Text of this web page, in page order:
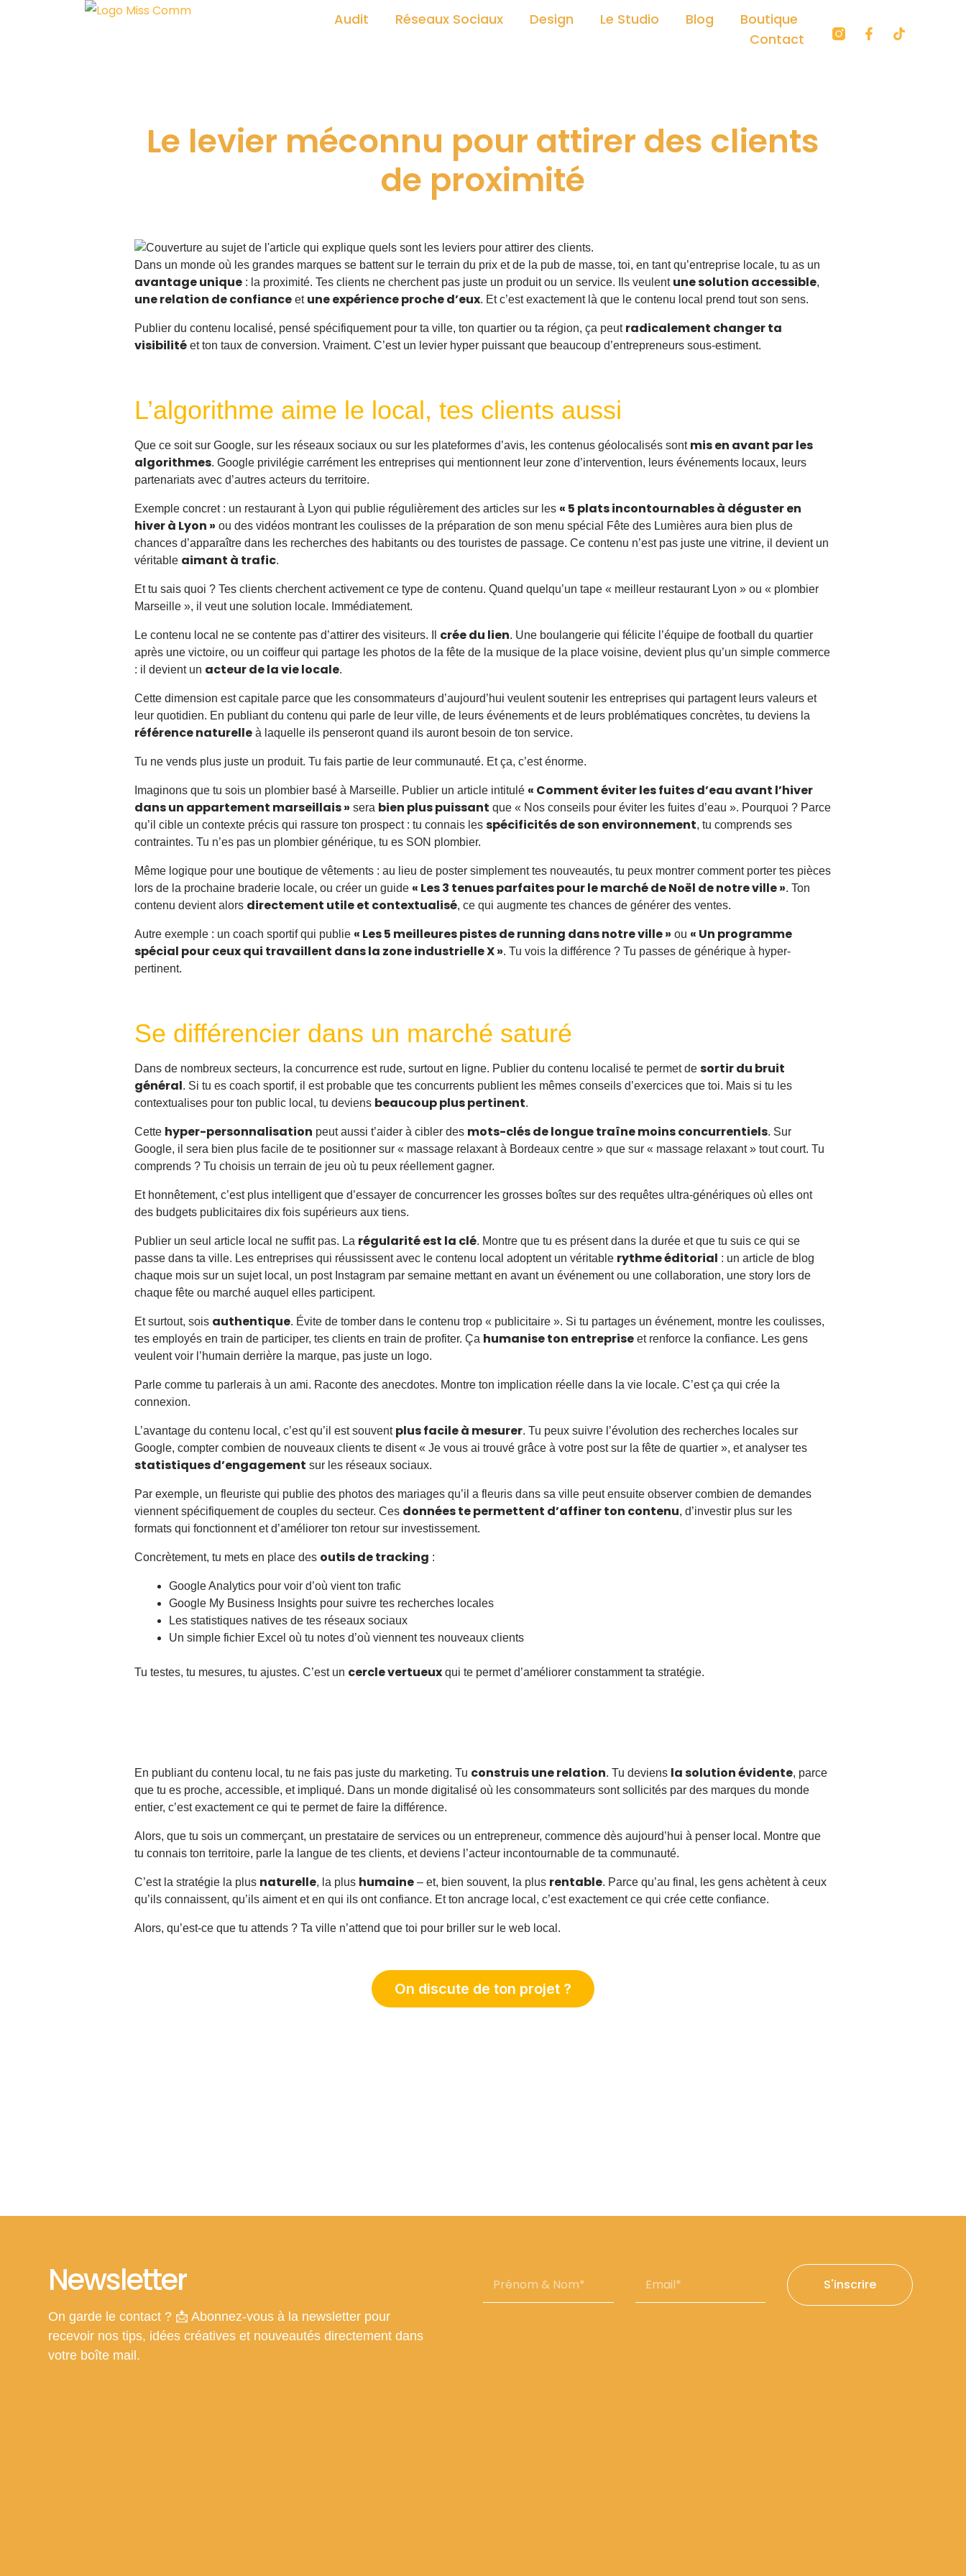
Audit Réseaux Sociaux Design Le Studio Blog
Boutique
Contact
F
a
T
i
Le levier méconnu pour attirer des clients
de proximité
Dans un monde où les grandes marques se battent sur le terrain du prix et de la pub de masse, toi, en tant qu’entreprise locale, tu as un
avantage unique : la proximité. Tes clients ne cherchent pas juste un produit ou un service. Ils veulent une solution accessible,
une relation de confiance et une expérience proche d’eux. Et c’est exactement là que le contenu local prend tout son sens.
Publier du contenu localisé, pensé spécifiquement pour ta ville, ton quartier ou ta région, ça peut radicalement changer ta
visibilité et ton taux de conversion. Vraiment. C’est un levier hyper puissant que beaucoup d’entrepreneurs sous-estiment.
L’algorithme aime le local, tes clients aussi
Que ce soit sur Google, sur les réseaux sociaux ou sur les plateformes d’avis, les contenus géolocalisés sont mis en avant par les
algorithmes. Google privilégie carrément les entreprises qui mentionnent leur zone d’intervention, leurs événements locaux, leurs
partenariats avec d’autres acteurs du territoire.
Exemple concret : un restaurant à Lyon qui publie régulièrement des articles sur les « 5 plats incontournables à déguster en
hiver à Lyon » ou des vidéos montrant les coulisses de la préparation de son menu spécial Fête des Lumières aura bien plus de
chances d’apparaître dans les recherches des habitants ou des touristes de passage. Ce contenu n’est pas juste une vitrine, il devient un
véritable aimant à trafic.
Et tu sais quoi ? Tes clients cherchent activement ce type de contenu. Quand quelqu’un tape « meilleur restaurant Lyon » ou « plombier
Marseille », il veut une solution locale. Immédiatement.
Le contenu local ne se contente pas d’attirer des visiteurs. Il crée du lien. Une boulangerie qui félicite l’équipe de football du quartier
après une victoire, ou un coiffeur qui partage les photos de la fête de la musique de la place voisine, devient plus qu’un simple commerce
: il devient un acteur de la vie locale.
Cette dimension est capitale parce que les consommateurs d’aujourd’hui veulent soutenir les entreprises qui partagent leurs valeurs et
leur quotidien. En publiant du contenu qui parle de leur ville, de leurs événements et de leurs problématiques concrètes, tu deviens la
référence naturelle à laquelle ils penseront quand ils auront besoin de ton service.
Tu ne vends plus juste un produit. Tu fais partie de leur communauté. Et ça, c’est énorme.
Imaginons que tu sois un plombier basé à Marseille. Publier un article intitulé « Comment éviter les fuites d’eau avant l’hiver
dans un appartement marseillais » sera bien plus puissant que « Nos conseils pour éviter les fuites d’eau ». Pourquoi ? Parce
qu’il cible un contexte précis qui rassure ton prospect : tu connais les spécificités de son environnement, tu comprends ses
contraintes. Tu n’es pas un plombier générique, tu es SON plombier.
Même logique pour une boutique de vêtements : au lieu de poster simplement tes nouveautés, tu peux montrer comment porter tes pièces
lors de la prochaine braderie locale, ou créer un guide « Les 3 tenues parfaites pour le marché de Noël de notre ville ». Ton
contenu devient alors directement utile et contextualisé, ce qui augmente tes chances de générer des ventes.
Autre exemple : un coach sportif qui publie « Les 5 meilleures pistes de running dans notre ville » ou « Un programme
spécial pour ceux qui travaillent dans la zone industrielle X ». Tu vois la différence ? Tu passes de générique à hyper-
pertinent.
Se différencier dans un marché saturé
Dans de nombreux secteurs, la concurrence est rude, surtout en ligne. Publier du contenu localisé te permet de sortir du bruit
général. Si tu es coach sportif, il est probable que tes concurrents publient les mêmes conseils d’exercices que toi. Mais si tu les
contextualises pour ton public local, tu deviens beaucoup plus pertinent.
Cette hyper-personnalisation peut aussi t’aider à cibler des mots-clés de longue traîne moins concurrentiels. Sur
Google, il sera bien plus facile de te positionner sur « massage relaxant à Bordeaux centre » que sur « massage relaxant » tout court. Tu
comprends ? Tu choisis un terrain de jeu où tu peux réellement gagner.
Et honnêtement, c’est plus intelligent que d’essayer de concurrencer les grosses boîtes sur des requêtes ultra-génériques où elles ont
des budgets publicitaires dix fois supérieurs aux tiens.
Publier un seul article local ne suffit pas. La régularité est la clé. Montre que tu es présent dans la durée et que tu suis ce qui se
passe dans ta ville. Les entreprises qui réussissent avec le contenu local adoptent un véritable rythme éditorial : un article de blog
chaque mois sur un sujet local, un post Instagram par semaine mettant en avant un événement ou une collaboration, une story lors de
chaque fête ou marché auquel elles participent.
Et surtout, sois authentique. Évite de tomber dans le contenu trop « publicitaire ». Si tu partages un événement, montre les coulisses,
tes employés en train de participer, tes clients en train de profiter. Ça humanise ton entreprise et renforce la confiance. Les gens
veulent voir l’humain derrière la marque, pas juste un logo.
Parle comme tu parlerais à un ami. Raconte des anecdotes. Montre ton implication réelle dans la vie locale. C’est ça qui crée la
connexion.
L’avantage du contenu local, c’est qu’il est souvent plus facile à mesurer. Tu peux suivre l’évolution des recherches locales sur
Google, compter combien de nouveaux clients te disent « Je vous ai trouvé grâce à votre post sur la fête de quartier », et analyser tes
statistiques d’engagement sur les réseaux sociaux.
Par exemple, un fleuriste qui publie des photos des mariages qu’il a fleuris dans sa ville peut ensuite observer combien de demandes
viennent spécifiquement de couples du secteur. Ces données te permettent d’affiner ton contenu, d’investir plus sur les
formats qui fonctionnent et d’améliorer ton retour sur investissement.
Concrètement, tu mets en place des outils de tracking :
Google Analytics pour voir d’où vient ton trafic
Google My Business Insights pour suivre tes recherches locales
Les statistiques natives de tes réseaux sociaux
Un simple fichier Excel où tu notes d’où viennent tes nouveaux clients
Tu testes, tu mesures, tu ajustes. C’est un cercle vertueux qui te permet d’améliorer constamment ta stratégie.
En publiant du contenu local, tu ne fais pas juste du marketing. Tu construis une relation. Tu deviens la solution évidente, parce
que tu es proche, accessible, et impliqué. Dans un monde digitalisé où les consommateurs sont sollicités par des marques du monde
entier, c’est exactement ce qui te permet de faire la différence.
Alors, que tu sois un commerçant, un prestataire de services ou un entrepreneur, commence dès aujourd’hui à penser local. Montre que
tu connais ton territoire, parle la langue de tes clients, et deviens l’acteur incontournable de ta communauté.
C’est la stratégie la plus naturelle, la plus humaine – et, bien souvent, la plus rentable. Parce qu’au final, les gens achètent à ceux
qu’ils connaissent, qu’ils aiment et en qui ils ont confiance. Et ton ancrage local, c’est exactement ce qui crée cette confiance.
Alors, qu’est-ce que tu attends ? Ta ville n’attend que toi pour briller sur le web local.
On discute de ton projet ?
Newsletter
On garde le contact ? 📩 Abonnez-vous à la newsletter pour
recevoir nos tips, idées créatives et nouveautés directement dans
votre boîte mail.
S'inscrire